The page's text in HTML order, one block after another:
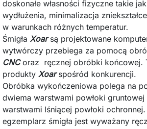
doskonałe własności fizyczne takie
wydłużenia, minimalizacja
w warunkach różnych temperatur.
Śmigła Xoarsą projektowane
wytwórczy przebiega za pomocą
CNCoraz ręcznej obróbki końcowej.
produkty Xoarspośród konkurencji.
Obróbka wykończeniowa polega na
dwiema warstwami powłoki
warstwami lśniącej powłoki
egzemplarz śmigła jest wyważany